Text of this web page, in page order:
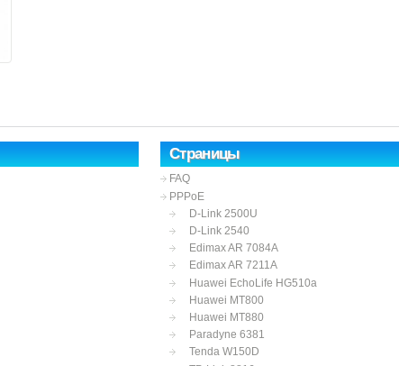
Страницы
FAQ
PPPoE
D-Link 2500U
D-Link 2540
Edimax AR 7084A
Edimax AR 7211A
Huawei EchoLife HG510a
Huawei MT800
Huawei MT880
Paradyne 6381
Tenda W150D